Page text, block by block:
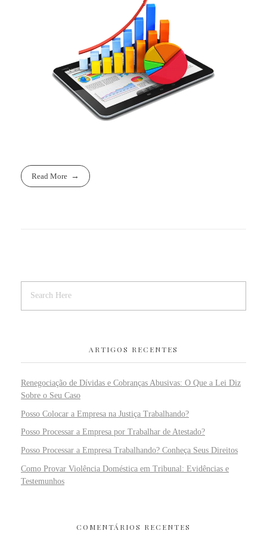
Read More
ARTIGOS RECENTES
Renegociação de Dívidas e Cobranças Abusivas: O Que a Lei Diz
Sobre o Seu Caso
Posso Colocar a Empresa na Justiça Trabalhando?
Posso Processar a Empresa por Trabalhar de Atestado?
Posso Processar a Empresa Trabalhando? Conheça Seus Direitos
Como Provar Violência Doméstica em Tribunal: Evidências e
Testemunhos
COMENTÁRIOS RECENTES